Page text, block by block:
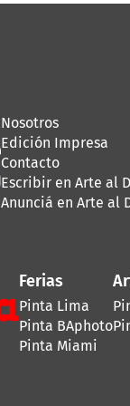
Nosotros
Edición Impresa
Contacto
Escribir en Arte al
Anunciá en Arte al
Ferias
Pinta Lima
Pinta BAphoto
Pinta Miami